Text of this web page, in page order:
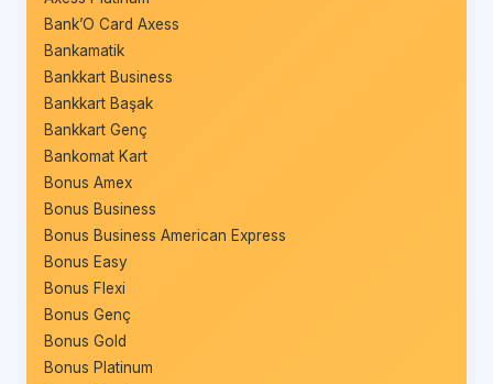
Bank’O Card Axess
Bankamatik
Bankkart Business
Bankkart Başak
Bankkart Genç
Bankomat Kart
Bonus Amex
Bonus Business
Bonus Business American Express
Bonus Easy
Bonus Flexi
Bonus Genç
Bonus Gold
Bonus Platinum